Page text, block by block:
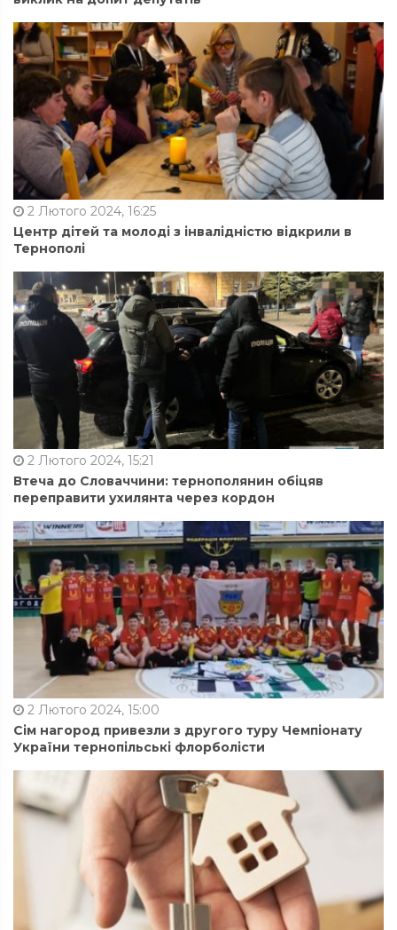
2 Лютого 2024, 16:25
Центр дітей та молоді з інвалідністю відкрили в
Тернополі
2 Лютого 2024, 15:21
Втеча до Словаччини: тернополянин обіцяв
переправити ухилянта через кордон
2 Лютого 2024, 15:00
Сім нагород привезли з другого туру Чемпіонату
України тернопільські флорболісти